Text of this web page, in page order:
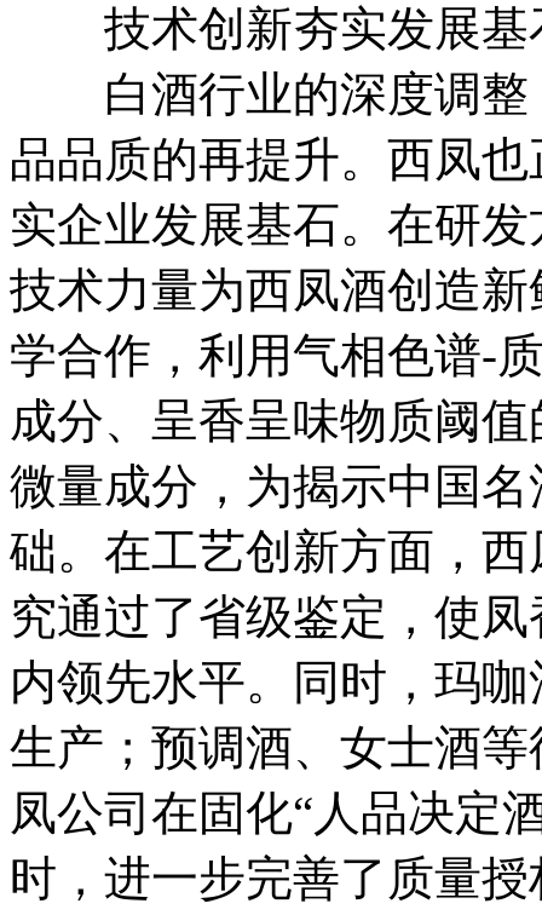
技术创新夯实发展基
白酒行业的深度调整
品品质的再提升。西凤
实企业发展基石。在研
技术力量为西凤酒创造
学合作，利用气相色谱-
成分、呈香呈味物质阈
微量成分，为揭示中国
础。在工艺创新方面，
究通过了省级鉴定，使
内领先水平。同时，玛
生产；预调酒、女士酒
凤公司在固化“人品决定
时，进一步完善了质量